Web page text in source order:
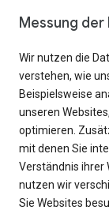
Messung
Wir nutzen die
verstehen, wie
Beispielsweise
unseren
optimieren.
mit denen Sie
Verständnis ihrer
nutzen wir
Sie Websites